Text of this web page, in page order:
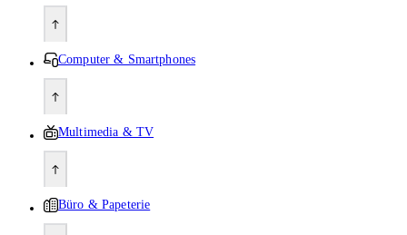
Computer & Smartphones
Multimedia & TV
Büro & Papeterie